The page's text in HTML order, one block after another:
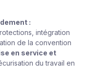
:
intégration
de la convention
en service et
du travail en